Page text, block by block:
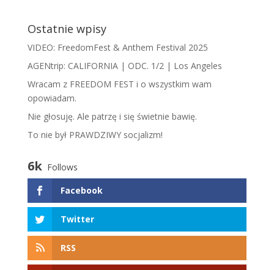
Ostatnie wpisy
VIDEO: FreedomFest & Anthem Festival 2025
AGENtrip: CALIFORNIA | ODC. 1/2 | Los Angeles
Wracam z FREEDOM FEST i o wszystkim wam
opowiadam.
​N​ie głosuję. Ale patrzę i się świetnie bawię.
To nie był PRAWDZIWY socjalizm!
6k Follows
Facebook
Twitter
RSS